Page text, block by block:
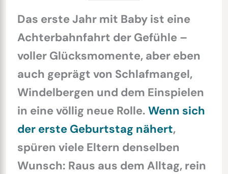
Das erste Jahr mit Baby ist eine
Achterbahnfahrt der Gefühle –
voller Glücksmomente, aber eben
auch geprägt von Schlafmangel,
Windelbergen und dem Einspielen
in eine völlig neue Rolle. Wenn sich
der erste Geburtstag nähert,
spüren viele Eltern denselben
Wunsch: Raus aus dem Alltag, rein